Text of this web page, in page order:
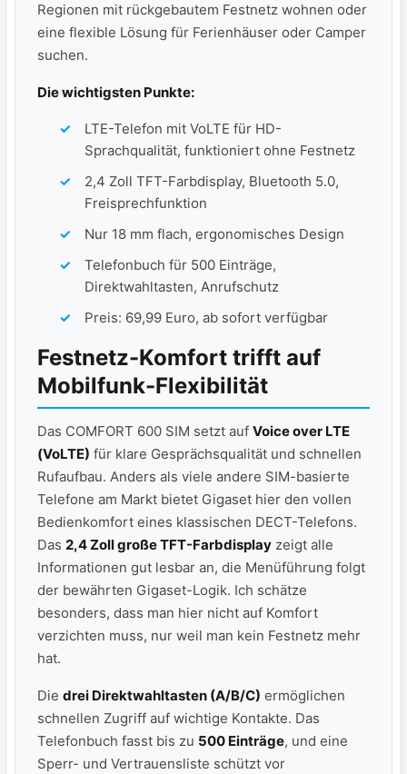
Regionen mit rückgebautem Festnetz wohnen oder
eine flexible Lösung für Ferienhäuser oder Camper
suchen.
Die wichtigsten Punkte:
LTE-Telefon mit VoLTE für HD-
Sprachqualität, funktioniert ohne Festnetz
2,4 Zoll TFT-Farbdisplay, Bluetooth 5.0,
Freisprechfunktion
Nur 18 mm flach, ergonomisches Design
Telefonbuch für 500 Einträge,
Direktwahltasten, Anrufschutz
Preis: 69,99 Euro, ab sofort verfügbar
Festnetz-Komfort trifft auf
Mobilfunk-Flexibilität
Das COMFORT 600 SIM setzt auf Voice over LTE
(VoLTE) für klare Gesprächsqualität und schnellen
Rufaufbau. Anders als viele andere SIM-basierte
Telefone am Markt bietet Gigaset hier den vollen
Bedienkomfort eines klassischen DECT-Telefons.
Das 2,4 Zoll große TFT-Farbdisplay zeigt alle
Informationen gut lesbar an, die Menüführung folgt
der bewährten Gigaset-Logik. Ich schätze
besonders, dass man hier nicht auf Komfort
verzichten muss, nur weil man kein Festnetz mehr
hat.
Die drei Direktwahltasten (A/B/C) ermöglichen
schnellen Zugriff auf wichtige Kontakte. Das
Telefonbuch fasst bis zu 500 Einträge, und eine
Sperr- und Vertrauensliste schützt vor